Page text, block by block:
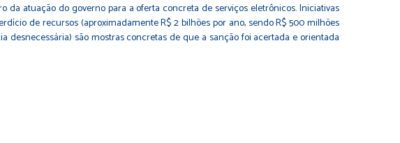
atuação do governo para a oferta concreta de serviços eletrônicos. Iniciativas
de recursos (aproximadamente R$ 2 bilhões por ano, sendo R$ 500 milhões
desnecessária) são mostras concretas de que a sanção foi acertada e orientada